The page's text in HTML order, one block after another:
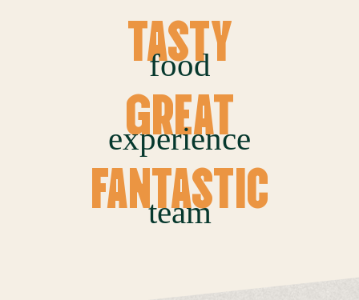
TASTY
food
GREAT
experience
FANTASTIC
team